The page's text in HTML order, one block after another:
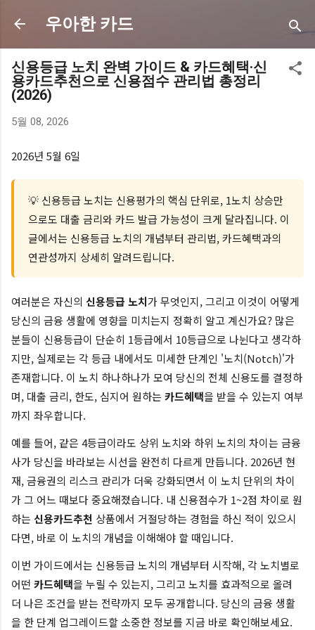
기본 콘텐츠로 건너뛰기
우아한 카드
신용등급 노치 완벽 가이드 & 카드혜택·신
용카드추천으로 신용점수 관리법 총정리
(2026)
5월 08, 2026
2026년 5월 6일
💡 신용등급 노치는 신용평가의 핵심 단위로, 1노치 상승만
으로도 대출 금리와 카드 발급 가능성이 크게 달라집니다. 이
글에서는 신용등급 노치의 개념부터 관리법, 카드혜택과의
연관성까지 상세히 알려드립니다.
여러분은 자신의 신용등급 노치가 무엇인지, 그리고 이것이 어떻게
당신의 금융 생활에 영향을 미치는지 정확히 알고 계신가요? 많은
분들이 신용등급이 단순히 1등급에서 10등급으로 나뉜다고 생각하
지만, 실제로는 각 등급 내에서도 미세한 단계인 '노치(Notch)'가
존재합니다. 이 노치 하나하나가 모여 당신의 전체 신용도를 결정하
며, 대출 금리, 한도, 심지어 원하는 카드혜택을 받을 수 있는지 여부
까지 좌우합니다.
예를 들어, 같은 4등급이라도 상위 노치와 하위 노치의 차이는 금융
사가 당신을 바라보는 시선을 완전히 다르게 만듭니다. 2026년 현
재, 금융권의 리스크 관리가 더욱 강화되면서 이 노치 단위의 차이
가 그 어느 때보다 중요해졌습니다. 내 신용점수가 1~2점 차이로 원
하는 신용카드추천 상품에서 거절당하는 경험을 하신 적이 있으시
다면, 바로 이 노치의 개념을 이해해야 할 때입니다.
이번 가이드에서는 신용등급 노치의 개념부터 시작해, 각 노치별로
어떤 카드혜택을 누릴 수 있는지, 그리고 노치를 효과적으로 올려
더 나은 조건을 받는 전략까지 모두 공개합니다. 당신의 금융 생활
을 한 단계 업그레이드할 소중한 정보를 지금 바로 확인해보세요.